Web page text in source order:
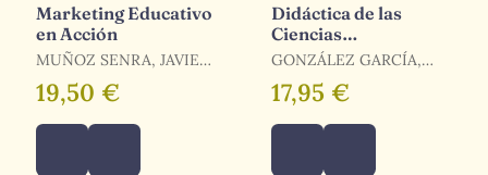
Marketing Educativo
en Acción
MUÑOZ SENRA, JAVIER
LOLES
19,50 €
Didáctica de las
Ciencias
Experimentales Ii
GONZÁLEZ GARCÍA,
FRANCISCO
17,95 €